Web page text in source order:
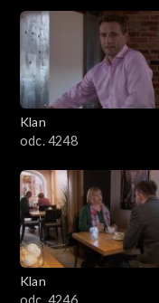
Klan
odc. 4248
Klan